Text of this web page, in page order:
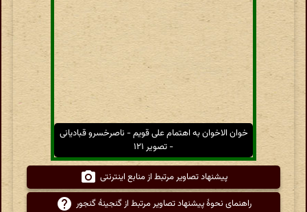
خوان الاخوان به اهتمام علی قویم - ناصرخسرو قبادیانی
- تصویر ۱۲۱
پیشنهاد تصاویر مرتبط از منابع اینترنتی
راهنمای نحوهٔ پیشنهاد تصاویر مرتبط از گنجینهٔ گنجور